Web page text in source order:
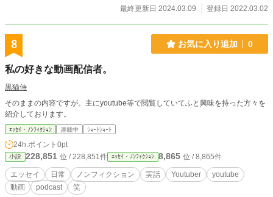
最終更新日 2024.03.09 登録日 2022.03.02
8 お気に入り追加 0
私の好きな動画配信者。
黒猫侍
そのままの内容ですが。主にyoutube等で閲覧していてふと興味を持った方々を
紹介しております。
ｴｯｾｲ・ﾉﾝﾌｨｸｼｮﾝ 連載中 ｼｮｰﾄｼｮｰﾄ
24h.ポイント 0pt
小説 228,851 位 / 228,851件 ｴｯｾｲ・ﾉﾝﾌｨｸｼｮﾝ 8,865 位 / 8,865件
エッセイ 日常 ノンフィクション 実話 Youtuber
youtube
動画
podcast 笑